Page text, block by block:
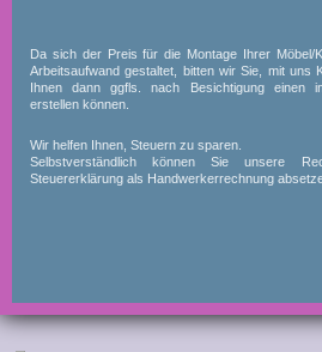
Da sich der Preis für die Montage Ihrer Möbel/
Arbeitsaufwand gestaltet, bitten wir Sie, mit uns
Ihnen dann ggfls. nach Besichtigung einen
erstellen können.
Wir helfen Ihnen, Steuern zu sparen.
Selbstverständlich können Sie unsere
Steuererklärung als Handwerkerrechnung